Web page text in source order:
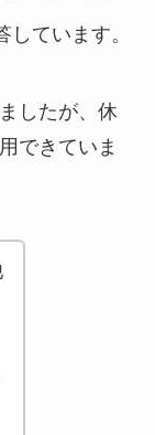
しています。
したが、休
できていま